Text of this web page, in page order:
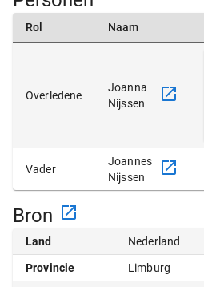
Rol Naam
Overledene
Joanna
Nijssen
Vader
Joannes
Nijssen
Bron
Land Nederland
Provincie Limburg